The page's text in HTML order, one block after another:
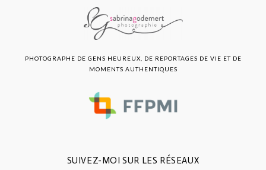
SUIVEZ-MOI SUR LES RÉSEAUX
PHOTOGRAPHE DE GENS HEUREUX, DE REPORTAGES DE VIE ET DE
MOMENTS AUTHENTIQUES